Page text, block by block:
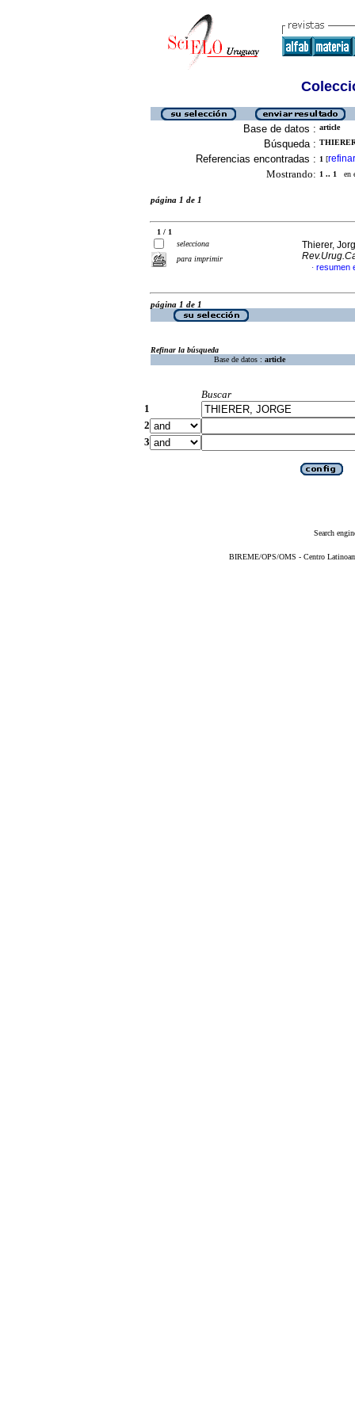
Base de datos : article
Búsqueda :
Referencias encontradas : 1 [refinar
Mostrando: 1 .. 1 en
página 1 de 1
1 / 1
selecciona
para imprimir
Thierer,
· resumen
página 1 de 1
Refinar la búsqueda
Base de datos : article
Buscar
1
2
3
Search
BIREME/OPS/OMS - Centro